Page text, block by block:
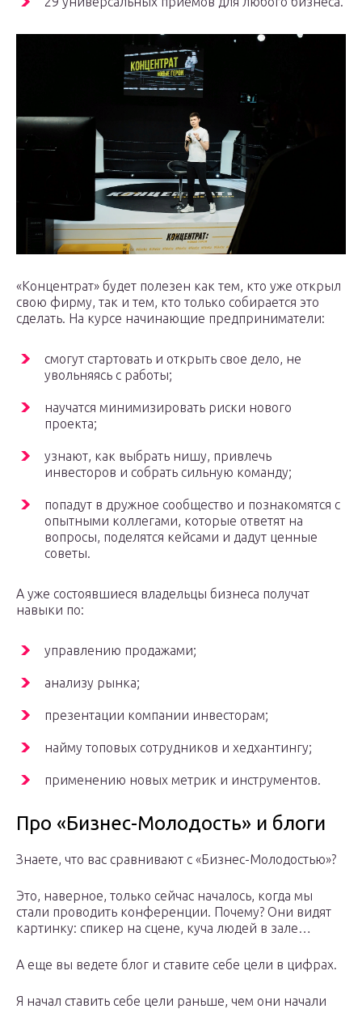
«Концентрат» будет полезен как тем, кто уже открыл
свою фирму, так и тем, кто только собирается это
сделать. На курсе начинающие предприниматели:
смогут стартовать и открыть свое дело, не
увольняясь с работы;
научатся минимизировать риски нового
проекта;
узнают, как выбрать нишу, привлечь
инвесторов и собрать сильную команду;
попадут в дружное сообщество и познакомятся с
опытными коллегами, которые ответят на
вопросы, поделятся кейсами и дадут ценные
советы.
А уже состоявшиеся владельцы бизнеса получат
навыки по:
управлению продажами;
анализу рынка;
презентации компании инвесторам;
найму топовых сотрудников и хедхантингу;
применению новых метрик и инструментов.
Про «Бизнес-Молодость» и блоги
Знаете, что вас сравнивают с «Бизнес-Молодостью»?
Это, наверное, только сейчас началось, когда мы
стали проводить конференции. Почему? Они видят
картинку: спикер на сцене, куча людей в зале…
А еще вы ведете блог и ставите себе цели в цифрах.
Я начал ставить себе цели раньше, чем они начали